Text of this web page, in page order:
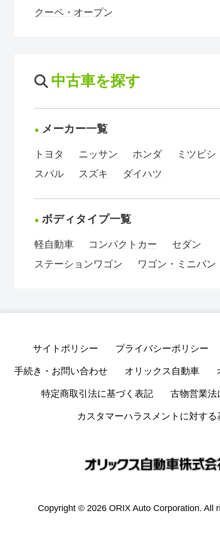
クーペ・オープン
中古車を探す
メーカー一覧
トヨタ ニッサン ホンダ
ミツビシ
スバル
スズキ ダイハツ
ボディタイプ一覧
軽自動車 コンパクトカー
セダン
ステーションワゴン
ワゴン・ミニバン
サイトポリシー プライバシーポリシー
手続き・お問い合わせ オリックス自動車
特定商取引法に基づく表記 古物営業法
カスタマーハラスメントに対する
Copyright © 2026 ORIX Auto Corporation. All